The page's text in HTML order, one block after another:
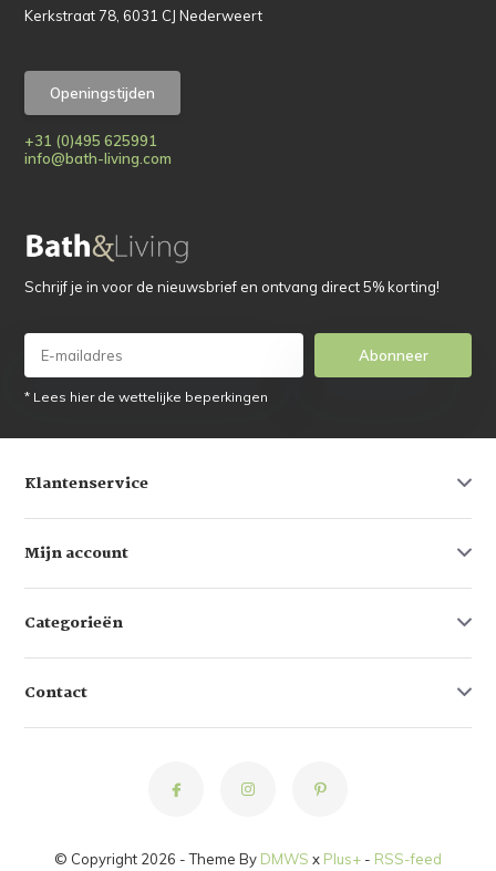
Kerkstraat 78, 6031 CJ Nederweert
Openingstijden
+31 (0)495 625991
info@bath-living.com
Schrijf je in voor de nieuwsbrief en ontvang direct 5% korting!
Abonneer
* Lees hier de wettelijke beperkingen
Klantenservice
Mijn account
Categorieën
Contact
© Copyright 2026 - Theme By DMWS x Plus+ - RSS-feed